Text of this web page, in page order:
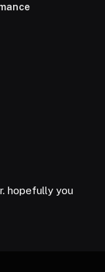
hopefully you